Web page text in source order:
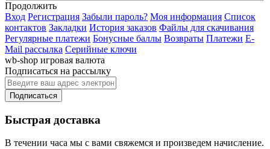
Продолжить
Вход Регистрация Забыли пароль? Моя информация Список
контактов Закладки История заказов Файлы для скачивания
Регулярные платежи Бонусные баллы Возвраты Платежи E-
Mail рассылка Серийные ключи
wb-shop игровая валюта
Подписаться на рассылку
Подписаться
Быстрая доставка
В течении часа мы с вами свяжемся и произведем начисление.